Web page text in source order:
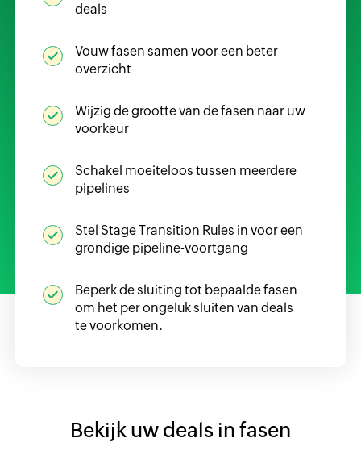
deals
Vouw fasen samen voor een beter
overzicht
Wijzig de grootte van de fasen naar uw
voorkeur
Schakel moeiteloos tussen meerdere
pipelines
Stel Stage Transition Rules in voor een
grondige pipeline-voortgang
Beperk de sluiting tot bepaalde fasen
om het per ongeluk sluiten van deals
te voorkomen.
Bekijk uw deals in fasen